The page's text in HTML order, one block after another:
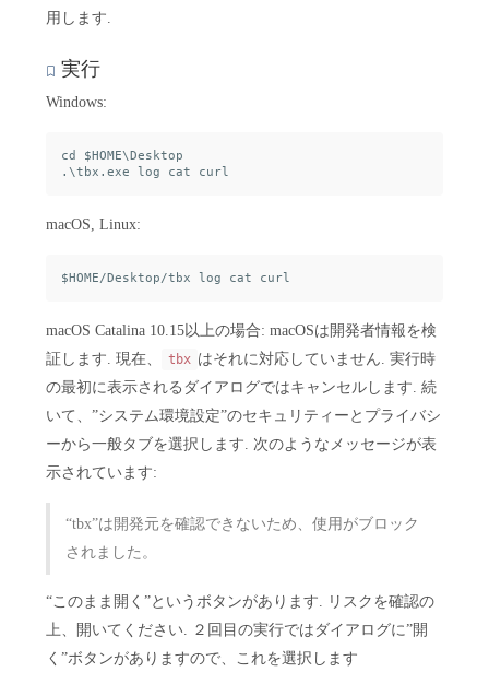
用します.
実行
Windows:
cd $HOME\Desktop
macOS, Linux:
macOS Catalina 10.15以上の場合: macOSは開発者情報を検
証します. 現在、
tbx はそれに対応していません. 実行時
の最初に表示されるダイアログではキャンセルします. 続
いて、”システム環境設定”のセキュリティーとプライバシ
ーから一般タブを選択します. 次のようなメッセージが表
示されています:
“tbx”は開発元を確認できないため、使用がブロック
されました。
“このまま開く”というボタンがあります. リスクを確認の
上、開いてください. ２回目の実行ではダイアログに”開
く”ボタンがありますので、これを選択します